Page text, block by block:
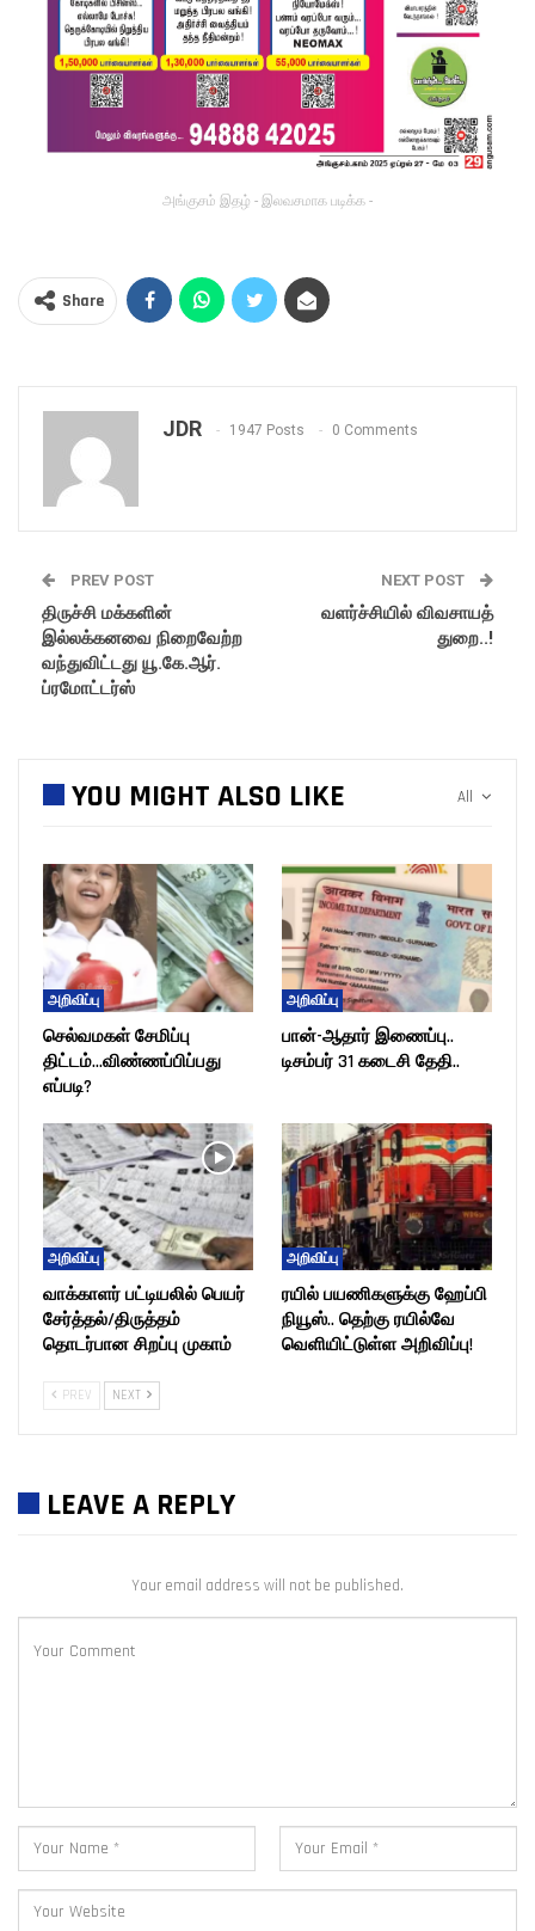
அங்குசம் இதழ் - இலவசமாக படிக்க -
Share
JDR 1947 Posts 0 Comments
PREV POST
திருச்சி மக்களின்
இல்லக்கனவை நிறைவேற்ற
வந்துவிட்டது யூ.கே.ஆர்.
ப்ரமோட்டர்ஸ்
NEXT POST
வளர்ச்சியில் விவசாயத்
துறை..!
All
YOU MIGHT ALSO LIKE
அறிவிப்பு
செல்வமகள் சேமிப்பு
திட்டம்…விண்ணப்பிப்பது
எப்படி?
அறிவிப்பு
பான்-ஆதார் இணைப்பு..
டிசம்பர் 31 கடைசி தேதி..
அறிவிப்பு
வாக்காளர் பட்டியலில் பெயர்
சேர்த்தல்/திருத்தம்
தொடர்பான சிறப்பு முகாம்
அறிவிப்பு
ரயில் பயணிகளுக்கு ஹேப்பி
நியூஸ்.. தெற்கு ரயில்வே
வெளியிட்டுள்ள அறிவிப்பு!
PREV NEXT
LEAVE A REPLY
Your email address will not be published.